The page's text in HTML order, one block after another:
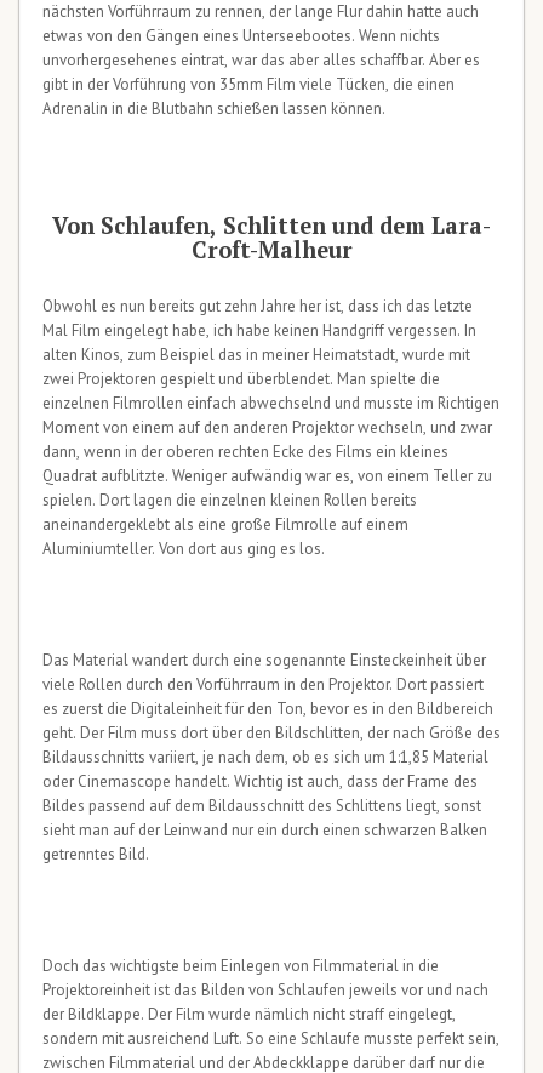
nächsten Vorführraum zu rennen, der lange Flur dahin hatte auch
etwas von den Gängen eines Unterseebootes. Wenn nichts
unvorhergesehenes eintrat, war das aber alles schaffbar. Aber es
gibt in der Vorführung von 35mm Film viele Tücken, die einen
Adrenalin in die Blutbahn schießen lassen können.
Von Schlaufen, Schlitten und dem Lara-
Croft-Malheur
Obwohl es nun bereits gut zehn Jahre her ist, dass ich das letzte
Mal Film eingelegt habe, ich habe keinen Handgriff vergessen. In
alten Kinos, zum Beispiel das in meiner Heimatstadt, wurde mit
zwei Projektoren gespielt und überblendet. Man spielte die
einzelnen Filmrollen einfach abwechselnd und musste im Richtigen
Moment von einem auf den anderen Projektor wechseln, und zwar
dann, wenn in der oberen rechten Ecke des Films ein kleines
Quadrat aufblitzte. Weniger aufwändig war es, von einem Teller zu
spielen. Dort lagen die einzelnen kleinen Rollen bereits
aneinandergeklebt als eine große Filmrolle auf einem
Aluminiumteller. Von dort aus ging es los.
Das Material wandert durch eine sogenannte Einsteckeinheit über
viele Rollen durch den Vorführraum in den Projektor. Dort passiert
es zuerst die Digitaleinheit für den Ton, bevor es in den Bildbereich
geht. Der Film muss dort über den Bildschlitten, der nach Größe des
Bildausschnitts variiert, je nach dem, ob es sich um 1:1,85 Material
oder Cinemascope handelt. Wichtig ist auch, dass der Frame des
Bildes passend auf dem Bildausschnitt des Schlittens liegt, sonst
sieht man auf der Leinwand nur ein durch einen schwarzen Balken
getrenntes Bild.
Doch das wichtigste beim Einlegen von Filmmaterial in die
Projektoreinheit ist das Bilden von Schlaufen jeweils vor und nach
der Bildklappe. Der Film wurde nämlich nicht straff eingelegt,
sondern mit ausreichend Luft. So eine Schlaufe musste perfekt sein,
zwischen Filmmaterial und der Abdeckklappe darüber darf nur die